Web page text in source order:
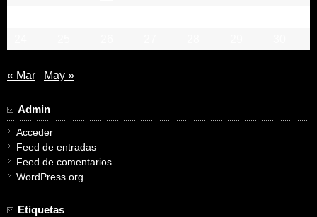
« Mar May »
Admin
Acceder
Feed de entradas
Feed de comentarios
WordPress.org
Etiquetas